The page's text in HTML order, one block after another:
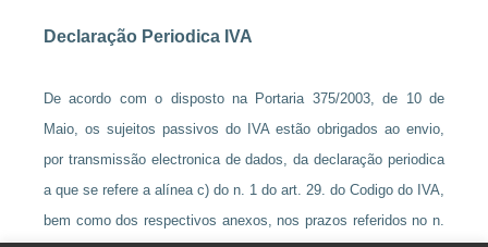
Declaração Periodica IVA
De acordo com o disposto na Portaria 375/2003, de 10 de
Maio, os sujeitos passivos do IVA estão obrigados ao envio,
por transmissão electronica de dados, da declaração periodica
a que se refere a alínea c) do n. 1 do art. 29. do Codigo do IVA,
bem como dos respectivos anexos, nos prazos referidos no n.